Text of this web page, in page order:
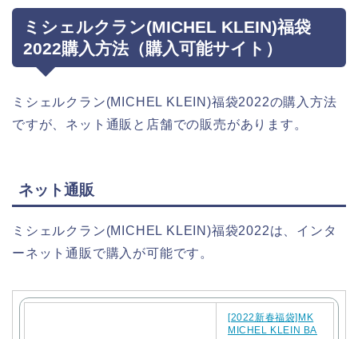
ミシェルクラン(MICHEL KLEIN)福袋
2022購入方法（購入可能サイト）
ミシェルクラン(MICHEL KLEIN)福袋2022の購入方法
ですが、ネット通販と店舗での販売があります。
ネット通販
ミシェルクラン(MICHEL KLEIN)福袋2022は、インタ
ーネット通販で購入が可能です。
[2022新春福袋]MK
MICHEL KLEIN BA